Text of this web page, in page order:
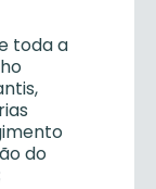
toda a
do